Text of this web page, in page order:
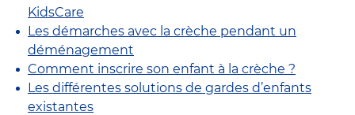
KidsCare
Les démarches avec la crèche pendant un
déménagement
Comment inscrire son enfant à la crèche ?
Les différentes solutions de gardes d’enfants
existantes